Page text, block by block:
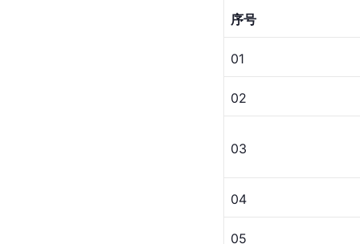
序号
01
02
03
04
05